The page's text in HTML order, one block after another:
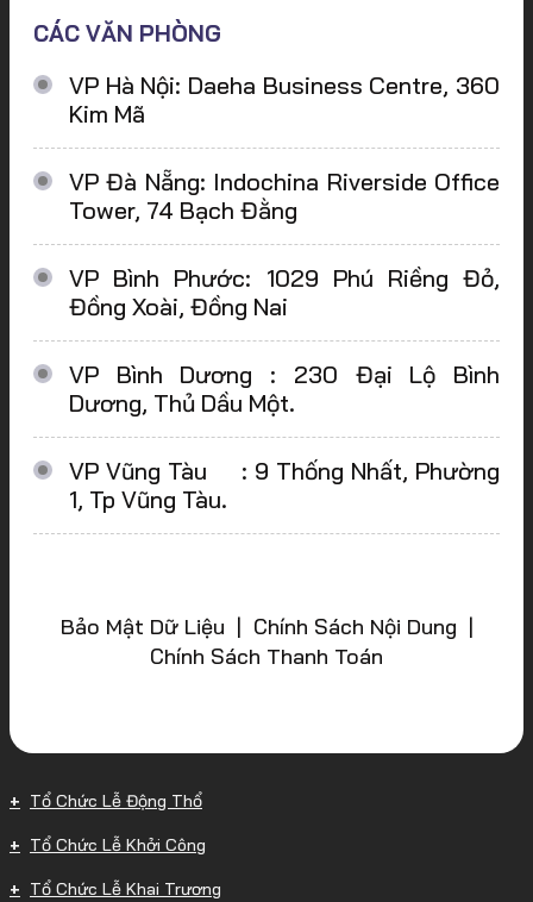
CÁC VĂN PHÒNG
VP Hà Nội: Daeha Business Centre, 360
Kim Mã
VP Đà Nẵng: Indochina Riverside Office
Tower, 74 Bạch Đằng
VP Bình Phước: 1029 Phú Riềng Đỏ,
Đồng Xoài, Đồng Nai
VP Bình Dương : 230 Đại Lộ Bình
Dương, Thủ Dầu Một.
VP Vũng Tàu : 9 Thống Nhất, Phường
1, Tp Vũng Tàu.
Bảo Mật Dữ Liệu | Chính Sách Nội Dung |
Chính Sách Thanh Toán
Tổ Chức Lễ Động Thổ
Tổ Chức Lễ Khởi Công
Tổ Chức Lễ Khai Trương